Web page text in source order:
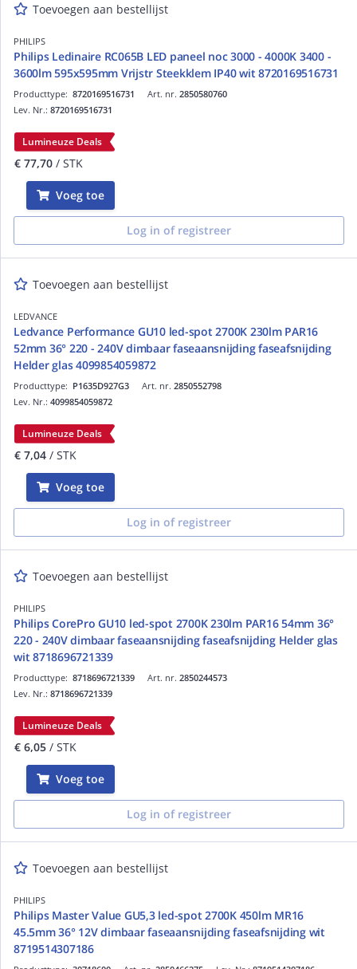
Toevoegen aan bestellijst
PHILIPS
Philips Ledinaire RC065B LED paneel noc 3000 - 4000K 3400 -
3600lm 595x595mm Vrijstr Steekklem IP40 wit 8720169516731
Art. nr. 2850580760
Producttype: 8720169516731
Lev. Nr.: 8720169516731
Lumineuze Deals
€ 77,70 / STK
Voeg toe
Log in of registreer
Toevoegen aan bestellijst
LEDVANCE
Ledvance Performance GU10 led-spot 2700K 230lm PAR16
52mm 36° 220 - 240V dimbaar faseaansnijding faseafsnijding
Helder glas 4099854059872
Art. nr. 2850552798
Producttype: P1635D927G3
Lev. Nr.: 4099854059872
Lumineuze Deals
€ 7,04 / STK
Voeg toe
Log in of registreer
Toevoegen aan bestellijst
PHILIPS
Philips CorePro GU10 led-spot 2700K 230lm PAR16 54mm 36°
220 - 240V dimbaar faseaansnijding faseafsnijding Helder glas
wit 8718696721339
Art. nr. 2850244573
Producttype: 8718696721339
Lev. Nr.: 8718696721339
Lumineuze Deals
€ 6,05 / STK
Voeg toe
Log in of registreer
Toevoegen aan bestellijst
PHILIPS
Philips Master Value GU5,3 led-spot 2700K 450lm MR16
45.5mm 36° 12V dimbaar faseaansnijding faseafsnijding wit
8719514307186